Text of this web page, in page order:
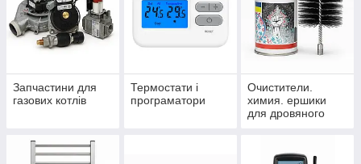
Запчастини для
газових котлів
Термостати і
програматори
Очистители.
химия. ершики
для дровяного